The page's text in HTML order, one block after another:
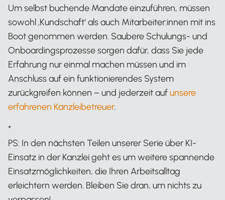
Um selbst buchende Mandate einzuführen, müssen
sowohl ‚Kundschaft‘ als auch Mitarbeiter:innen mit ins
Boot genommen werden. Saubere Schulungs- und
Onboardingsprozesse sorgen dafür, dass Sie jede
Erfahrung nur einmal machen müssen und im
Anschluss auf ein funktionierendes System
zurückgreifen können – und jederzeit aufunsere
erfahrenen Kanzleibetreuer.
*
PS: In den nächsten Teilen unserer Serie über KI-
Einsatz in der Kanzlei geht es um weitere spannende
Einsatzmöglichkeiten, die Ihren Arbeitsalltag
erleichtern werden. Bleiben Sie dran, um nichts zu